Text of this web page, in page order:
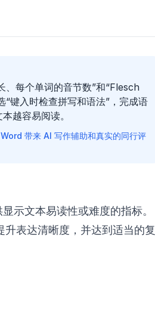
、每个单词的音节数”和“Flesch
“键入时检查拼写和语法”，完成语
越容易阅读。
带来 AI 写作辅助和真实的同行评
示文本易读性或难度的指标。
表达清晰度，并达到适当的复